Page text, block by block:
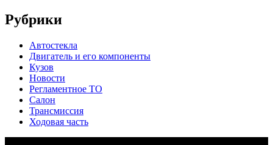
Рубрики
Автостекла
Двигатель и его компоненты
Кузов
Новости
Регламентное ТО
Салон
Трансмиссия
Ходовая часть